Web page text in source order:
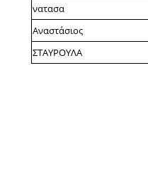
νατασα
Αναστάσιος
ΣΤΑΥΡΟΥΛΑ